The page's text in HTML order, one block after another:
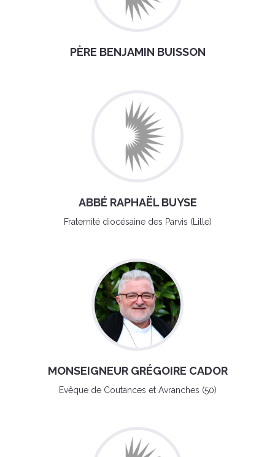
PÈRE BENJAMIN BUISSON
ABBÉ RAPHAËL BUYSE
Fraternité diocésaine des Parvis (Lille)
MONSEIGNEUR GRÉGOIRE CADOR
Evêque de Coutances et Avranches (50)